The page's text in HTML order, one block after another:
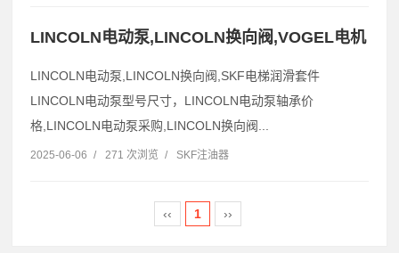
LINCOLN电动泵,LINCOLN换向阀,VOGEL电机
LINCOLN电动泵,LINCOLN换向阀,SKF电梯润滑套件
LINCOLN电动泵型号尺寸，LINCOLN电动泵轴承价
格,LINCOLN电动泵采购,LINCOLN换向阀...
2025-06-06 / 271 次浏览 / SKF注油器
‹‹ 1 ››